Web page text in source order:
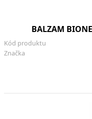
BALZAM
Značka
Kód produktu